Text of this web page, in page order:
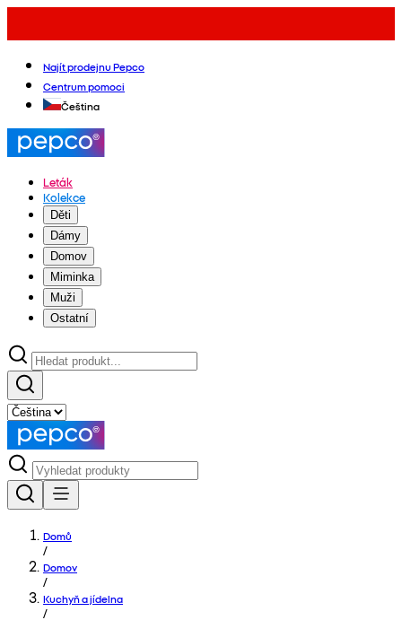
Najít prodejnu Pepco
Centrum pomoci
Čeština
Leták
Kolekce
Děti
Dámy
Domov
Miminka
Muži
Ostatní
Domů
/
Domov
/
Kuchyň a jídelna
/